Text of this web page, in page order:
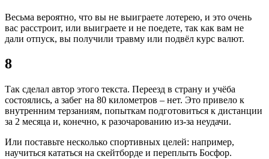
Весьма вероятно, что вы не выиграете лотерею, и это очень
вас расстроит, или выиграете и не поедете, так как вам не
дали отпуск, вы получили травму или подвёл курс валют.
8
Так сделал автор этого текста. Переезд в страну и учёба
состоялись, а забег на 80 километров – нет. Это привело к
внутренним терзаниям, попыткам подготовиться к дистанции
за 2 месяца и, конечно, к разочарованию из-за неудачи.
Или поставьте несколько спортивных целей: например,
научиться кататься на скейтборде и переплыть Босфор.